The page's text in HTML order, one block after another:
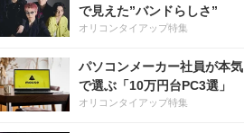
で見えた”バンドらしさ”
オリコンタイアップ特集
パソコンメーカー社員が本気
で選ぶ「10万円台PC3選」
オリコンタイアップ特集